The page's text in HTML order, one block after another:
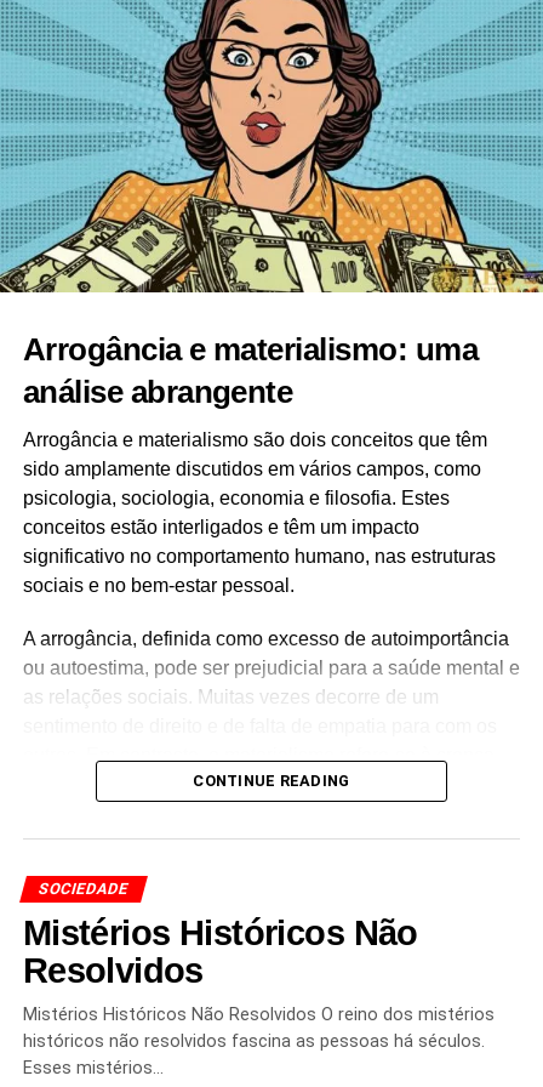
Arrogância e materialismo: uma
análise abrangente
Arrogância e materialismo são dois conceitos que têm
sido amplamente discutidos em vários campos, como
psicologia, sociologia, economia e filosofia. Estes
conceitos estão interligados e têm um impacto
significativo no comportamento humano, nas estruturas
sociais e no bem-estar pessoal.
A arrogância, definida como excesso de autoimportância
ou autoestima, pode ser prejudicial para a saúde mental e
as relações sociais. Muitas vezes decorre de um
de que as posses e a riqueza material são os principais
mentalidade pode levar a uma obsessão doentia com a
acumulação de riqueza e estatuto, muitas vezes à custa
das relações pessoais e do bem-estar.
A relação entre arrogância e materialismo é complexa.
Muitas vezes, indivíduos que são materialistas também
podem exibir arrogância, pois a busca de riqueza e status
pode promover uma sensação de superioridade sobre os
outros. Além disso, várias pesquisas mostram que
CONTINUE READING
SOCIEDADE
Mistérios Históricos Não
Resolvidos
Mistérios Históricos Não Resolvidos O reino dos mistérios
históricos não resolvidos fascina as pessoas há séculos.
Esses mistérios…